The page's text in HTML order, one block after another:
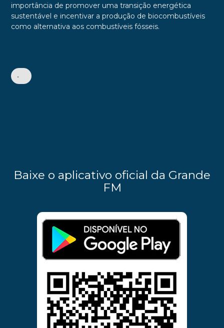
importância de promover uma transição energética
sustentável e incentivar a produção de biocombustíveis
como alternativa aos combustíveis fósseis.
•
Baixe o aplicativo oficial da Grande
FM